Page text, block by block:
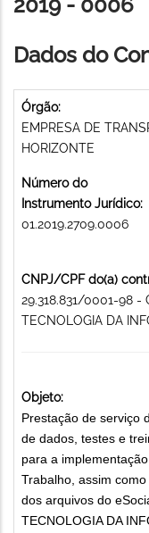
Dados do
Órgão:
EMPRESA DE
HORIZONTE
Número do
Instrumento Jurídico:
01.2019.2709.0006
CNPJ/CPF do(a)
29.318.831/0001-98 -
TECNOLOGIA DA
Objeto:
Prestação de serviço
de dados, testes e
para a
Trabalho, assim
dos arquivos do
TECNOLOGIA DA